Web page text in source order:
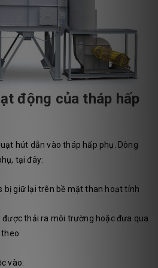
động của tháp hấp
hút dẫn vào tháp hấp phụ. Dòng
tại đây:
bị giữ lại trên bề mặt than hoạt tính
được thải ra môi trường hoặc đưa qua
theo
vào: